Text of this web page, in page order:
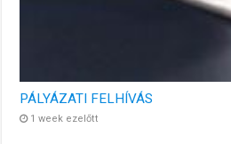
PÁLYÁZATI FELHÍVÁS
1 week ezelőtt